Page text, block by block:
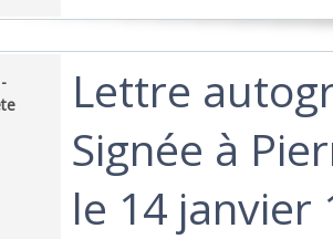
‎Lettre
Signée à
le 14 janvier